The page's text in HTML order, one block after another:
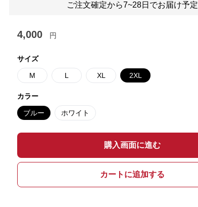
ご注文確定から7~28日でお届け予定
4,000 円
サイズ
M L XL 2XL
カラー
ブルー ホワイト
購入画面に進む
カートに追加する